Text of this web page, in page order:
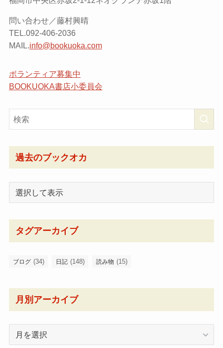
問い合わせ／藤村興晴
TEL.092-406-2036
MAIL.info@bookuoka.com
ボランティア募集中
BOOKUOKA書店小委員会
過去のブックオカ
タグアーカイブ
ブログ (34) 日記 (148) 読み物 (15)
月別アーカイブ